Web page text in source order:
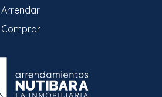
Arrendar
Comprar